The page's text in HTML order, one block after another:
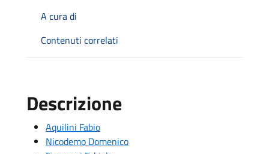
A cura di
Contenuti correlati
Descrizione
Aquilini Fabio
Nicodemo Domenico